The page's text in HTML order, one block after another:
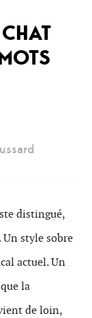
distingué,
style sobre
actuel. Un
la
de loin,